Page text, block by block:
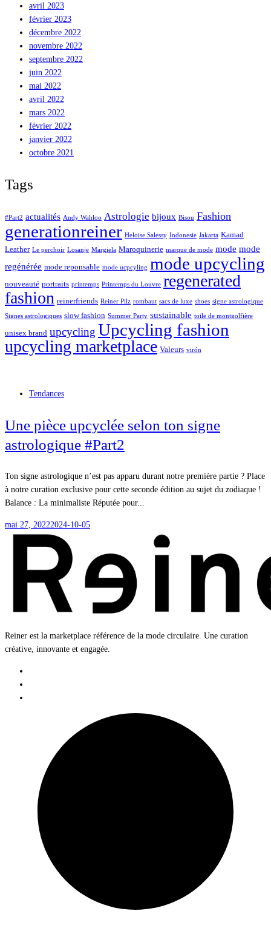
avril 2023
février 2023
décembre 2022
novembre 2022
septembre 2022
juin 2022
mai 2022
avril 2022
mars 2022
février 2022
janvier 2022
octobre 2021
Tags
#Part2 actualités Andy Wahloo Astrologie bijoux Bisou Fashion
generationreiner Heloise Salessy Indonesie Jakarta Kamad
Leather Le perchoir Losanje Margiela Maroquinerie marque de mode mode mode
regénérée mode reponsable mode ucpcyling mode upcycling
nouveauté portraits printemps Printemps du Louvre regenerated
fashion reinerfriends Reiner Pilz rombaut sacs de luxe shoes signe astrologique
Signes astrologiques slow fashion Summer Party sustainable toile de montgolfière
unisex brand upcycling Upcycling fashion
upcycling marketplace Valeurs virón
Tendances
Une pièce upcyclée selon ton signe
astrologique #Part2
Ton signe astrologique n’est pas apparu durant notre première partie ? Place
à notre curation exclusive pour cette seconde édition au sujet du zodiaque !
Balance : La minimaliste Réputée pour...
mai 27, 20222024-10-05
Reiner est la marketplace référence de la mode circulaire. Une curation
créative, innovante et engagée.